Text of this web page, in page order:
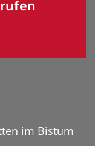
im Bistum